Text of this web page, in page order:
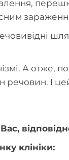
А отже,
речовин. І
клініки: